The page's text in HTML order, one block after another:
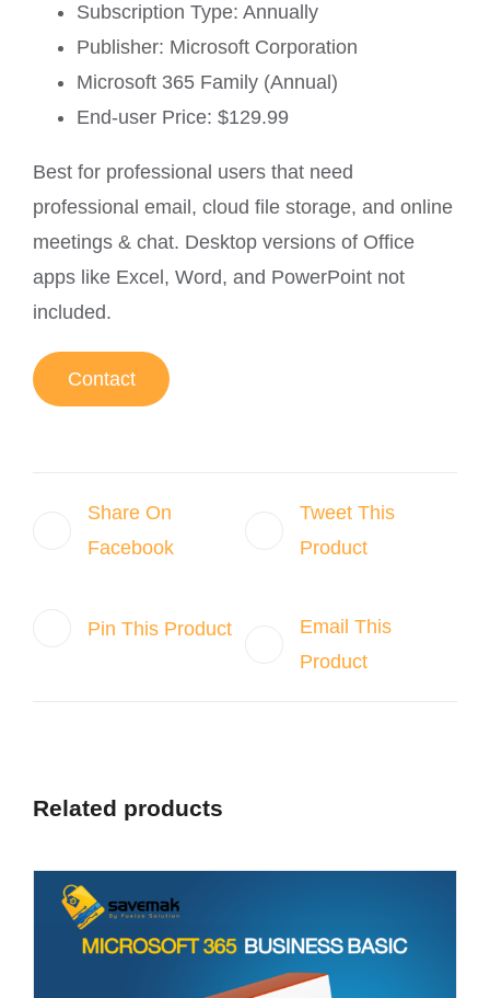
Subscription Type: Annually
Publisher: Microsoft Corporation
Microsoft 365 Family (Annual)
End-user Price: $129.99
Best for professional users that need
professional email, cloud file storage, and online
meetings & chat. Desktop versions of Office
apps like Excel, Word, and PowerPoint not
included.
Contact
Share On
Facebook
Tweet This
Product
Pin This Product
Email This
Product
Related products